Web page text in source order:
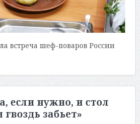
встреча шеф-поваров России
если нужно, и стол
забьет»